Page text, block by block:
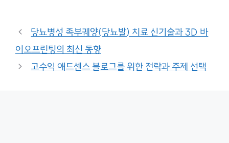
당뇨병성 족부궤양(당뇨발) 치료 신기술과 3D 바
이오프린팅의 최신 동향
고수익 애드센스 블로그를 위한 전략과 주제 선택